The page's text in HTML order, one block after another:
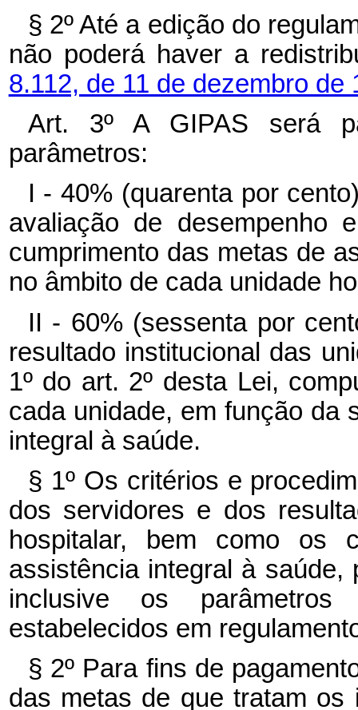
§ 2º Até a edição do
não poderá haver a
8.112, de 11 de dezembro de
Art. 3º A GIPAS será
parâmetros:
I - 40% (quarenta por
avaliação de desempenho
cumprimento das metas de
no âmbito de cada unidade
II - 60% (sessenta por
resultado institucional das
1º do art. 2º desta Lei,
cada unidade, em função da
integral à saúde.
§ 1º Os critérios e
dos servidores e dos
hospitalar, bem como os
assistência integral à
inclusive os
estabelecidos em
§ 2º Para fins de
das metas de que tratam